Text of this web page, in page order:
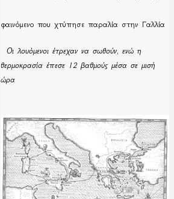
φαινόμενο που χτύπησε παραλία στην Γαλλία
Οι λουόμενοι έτρεχαν να σωθούν, ενώ η
θερμοκρασία έπεσε 12 βαθμούς μέσα σε μισή
ώρα